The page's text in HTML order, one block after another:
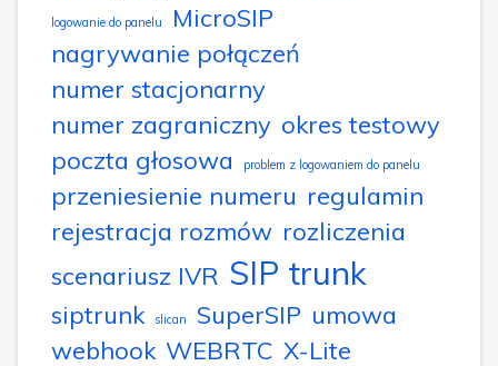
logowanie do panelu
MicroSIP
nagrywanie połączeń
numer stacjonarny
numer zagraniczny okres testowy
poczta głosowa
problem z logowaniem do panelu
przeniesienie numeru regulamin
rejestracja rozmów rozliczenia
scenariusz IVR SIP trunk
siptrunk slican SuperSIP umowa
webhook WEBRTC X-Lite